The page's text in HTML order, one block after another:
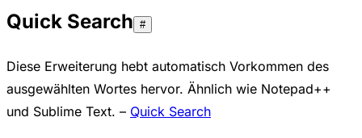
Quick Search #
Diese Erweiterung hebt automatisch Vorkommen des
ausgewählten Wortes hervor. Ähnlich wie Notepad++
und Sublime Text. – Quick Search